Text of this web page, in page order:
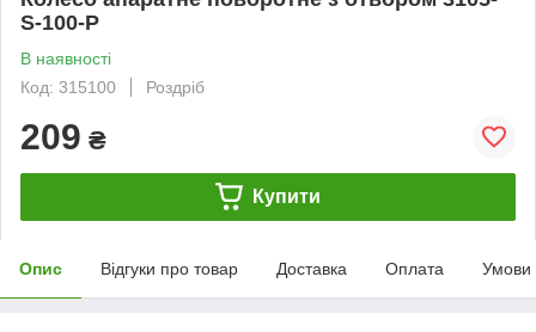
S-100-P
В наявності
Код: 315100
Роздріб
209 ₴
Купити
Опис Відгуки про товар Доставка Оплата Умови